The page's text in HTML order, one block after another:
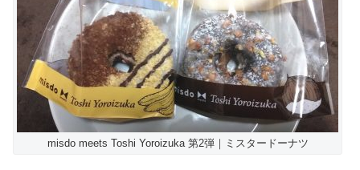
misdo meets Toshi Yoroizuka 第2弾｜ミスタードーナツ